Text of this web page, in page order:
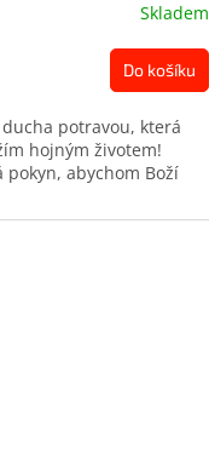
Skladem
Do košíku
potravou, která
hojným životem!
pokyn, abychom Boží